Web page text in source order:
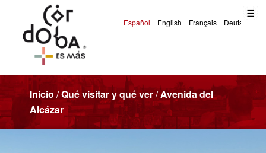
Inicio /Qué visitar y qué ver/Avenida del
Alcázar